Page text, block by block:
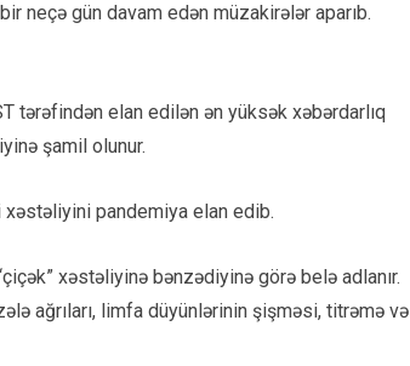
neçə gün davam edən müzakirələr aparıb.
tərəfindən elan edilən ən yüksək xəbərdarlıq
şamil olunur.
xəstəliyini pandemiya elan edib.
xəstəliyinə bənzədiyinə görə belə adlanır.
ağrıları, limfa düyünlərinin şişməsi, titrəmə və